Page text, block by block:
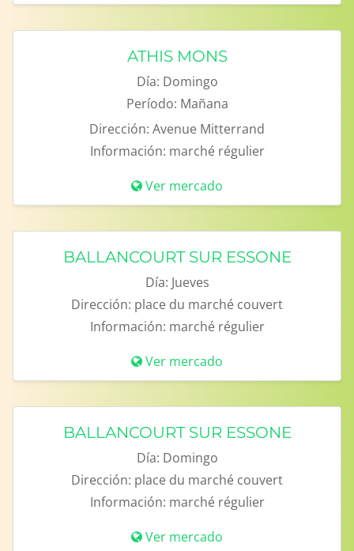
ATHIS MONS
Día: Domingo
Período: Mañana
Dirección: Avenue Mitterrand
Información: marché régulier
Ver mercado
BALLANCOURT SUR ESSONE
Día: Jueves
Dirección: place du marché couvert
Información: marché régulier
Ver mercado
BALLANCOURT SUR ESSONE
Día: Domingo
Dirección: place du marché couvert
Información: marché régulier
Ver mercado